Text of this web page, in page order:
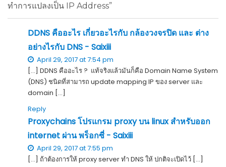
ทำการแปลงเป็น IP Address”
DDNS คืออะไร เกี่ยวอะไรกับ กล้องวงจรปิด และ ต่าง
อย่างไรกับ DNS - Saixiii
April 29, 2017 at 7:54 pm
[…] DDNS คืออะไร ? แท้จริงแล้วมันก็คือ Domain Name System
(DNS) ชนิดที่สามารถ update mapping IP ของ server และ
domain […]
Reply
Proxychains โปรแกรม proxy บน linux สำหรับออก
internet ผ่าน พร็อกซี่ - Saixiii
April 29, 2017 at 7:55 pm
[…] ถ้าต้องการให้ proxy server ทำ DNS ให้ ปกติจะเปิดไว้ […]